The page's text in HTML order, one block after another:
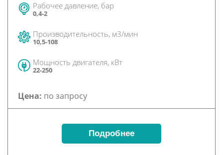
Рабочее давление, бар
0,4-2
Производительность, м3/мин
10,5-108
Мощность двигателя, кВт
22-250
Цена: по запросу
Подробнее